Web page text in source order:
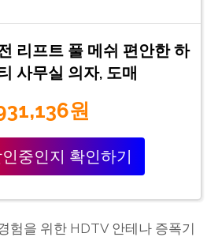
리프트 풀 메쉬 편안한 하
사무실 의자, 도매
원
중인지 확인하기
험을 위한 HDTV 안테나 증폭기